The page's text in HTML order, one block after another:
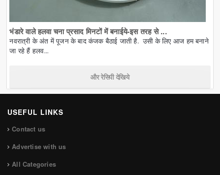
भंडारे वाले हलवा चना प्रसाद मिनटों में बनाईये-इस तरह से ...
नवरात्री के अंत में पूजन के बाद कंजक बैठाई जाती है. उसी के लिए आज हम बनाने
जा रहे हैं हलव...
और रेसिपी देखिये
USEFUL LINKS
Contact us
Advertise with us
All Categories